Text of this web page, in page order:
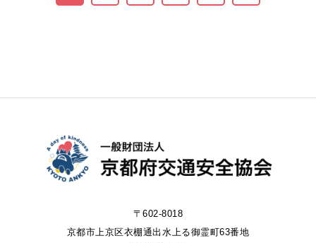
〒602-8018
京都市上京区衣棚通出水上る御霊町63番地